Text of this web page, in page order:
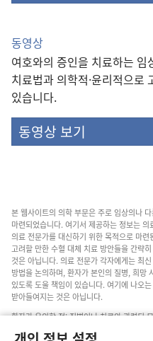
동영상
여호와의 증인을 치료하는
치료법과 의학적·윤리적으로
있습니다.
동영상 보기
본 웹사이트의 의학 부문은 주로 임상의나
마련되었습니다. 여기서 제공하는 정보는
의료 전문가를 대신하기 위한 목적으로 마
고려할 만한 수혈 대체 치료 방안들을 간략
것은 아닙니다. 의료 전문가 각자에게는 최
방법을 논의하며, 환자가 본인의 질병, 희망
있도록 도울 책임이 있습니다. 여기에 나오
받아들여지는 것은 아닙니다.
환자가 유의할 점: 질병이나 치료와 관련된